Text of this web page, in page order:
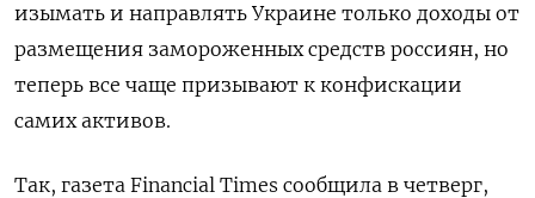
изымать и направлять Украине только доходы от
размещения замороженных средств россиян, но
теперь все чаще призывают к конфискации
самих активов.
Так, газета Financial Times сообщила в четверг,